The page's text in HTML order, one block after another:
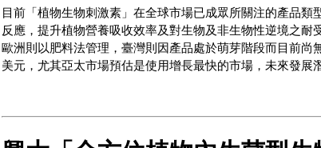
目前「植物生物刺激素」在全球市場已成眾所關注的產品
反應，提升植物營養吸收效率及對生物及非生物性逆境之
歐洲則以肥料法管理，臺灣則因產品處於萌芽階段而目前
美元，尤其亞太市場預估是使用增長最快的市場，未來發展